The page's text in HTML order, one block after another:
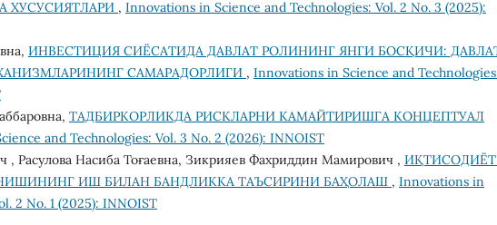
ХУСУСИЯТЛАРИ , Innovations in Science and Technologies: Vol. 2 No. 3 (2025):
ИНВЕСТИЦИЯ СИЁСАТИДА ДАВЛАТ РОЛИНИНГ ЯНГИ БОСҚИЧИ:
САМАРАДОРЛИГИ , Innovations in Science and
ТАДБИРКОРЛИКДА РИСКЛАРНИ КАМАЙТИРИШГА КОНЦЕПТУАЛ
and Technologies: Vol. 3 No. 2 (2026): INNOIST
Расулова Насиба Тоғаевна, Зикрияев Фахриддин Мамирович ,
ИШ БИЛАН БАНДЛИККА ТАЪСИРИНИ БАҲОЛАШ , Innovations in
2 No. 1 (2025): INNOIST